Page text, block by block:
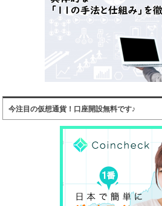
今注目の仮想通貨！口座開設無料です♪